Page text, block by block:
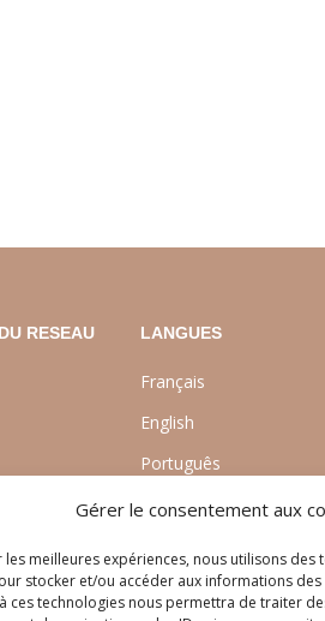
Gérer le consentement aux
meilleures expériences, nous utilisons des
stocker et/ou accéder aux informations
ces technologies nous permettra de traiter
RESEAU LANGUES
Français
English
Português